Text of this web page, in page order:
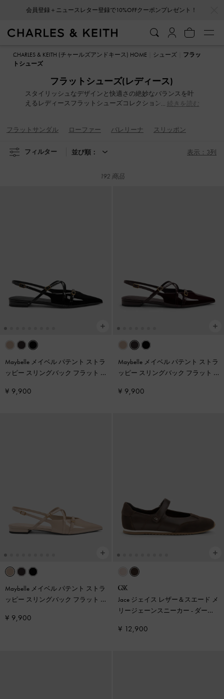
会員登録＋ニュースレター登録で10%OFFクーポンプレゼント！
会員登録＋ニュースレター登録で10%OFFクーポンプレゼント！
CHARLES & KEITH (チャールズアンドキース) HOME シューズ
フラッ
トシューズ
フラットシューズ(レディース)
スタイリッシュなデザインと快適さの絶妙なバランスを叶
えるレディースフラットシューズコレクションが豊富にラ
ジェーン、上品なレザーのローファーなど、バリエーショ
プリント、スタッズ付きバックルやドラマティックなリボ
続きを読む
フラットサンダル ローファー バレリーナ スリッポン
フィルター 並び順： 表示：3列
192 商品
Maybelle メイベル パテント ストラ
ッピー スリングバック フラット -
¥ 9,900
Maybelle メイベル パテント ストラ
ッピー スリングバック フラット -
¥ 9,900
Maybelle メイベル パテント ストラ
ッピー スリングバック フラット -
¥ 9,900
Jace ジェイス レザー＆スエード メ
リージェーンスニーカー - ダーク
¥ 12,900